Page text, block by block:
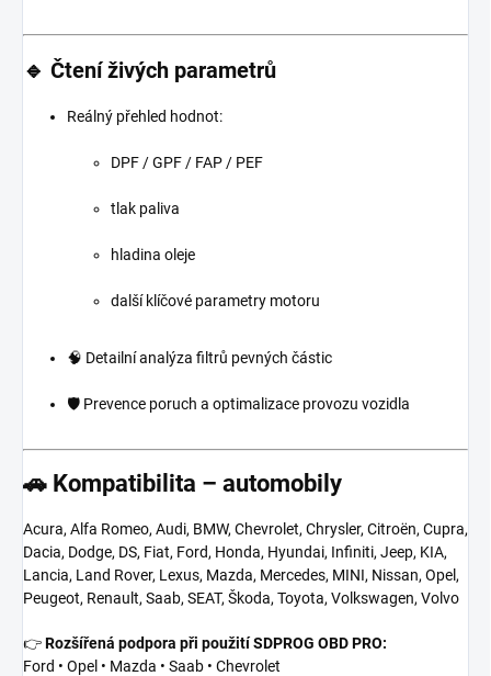
🔹 Čtení živých parametrů
Reálný přehled hodnot:
DPF / GPF / FAP / PEF
tlak paliva
hladina oleje
další klíčové parametry motoru
🧠 Detailní analýza filtrů pevných částic
🛡️ Prevence poruch a optimalizace provozu vozidla
🚗 Kompatibilita – automobily
Acura, Alfa Romeo, Audi, BMW, Chevrolet, Chrysler, Citroën, Cupra,
Dacia, Dodge, DS, Fiat, Ford, Honda, Hyundai, Infiniti, Jeep, KIA,
Lancia, Land Rover, Lexus, Mazda, Mercedes, MINI, Nissan, Opel,
Peugeot, Renault, Saab, SEAT, Škoda, Toyota, Volkswagen, Volvo
👉Rozšířená podpora při použití SDPROG OBD PRO:
Ford • Opel • Mazda • Saab • Chevrolet